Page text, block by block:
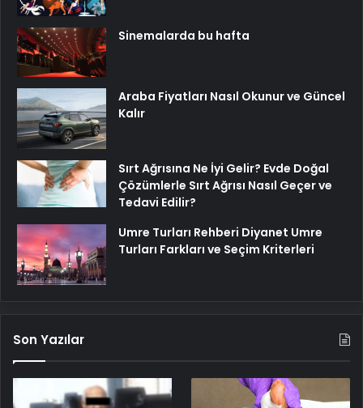
Sinemalarda bu hafta
Araba Fiyatları Nasıl Okunur ve Güncel
Kalır
Sırt Ağrısına Ne İyi Gelir? Evde Doğal
Çözümlerle Sırt Ağrısı Nasıl Geçer ve
Tedavi Edilir?
Umre Turları Rehberi Diyanet Umre
Turları Farkları ve Seçim Kriterleri
Son Yazılar